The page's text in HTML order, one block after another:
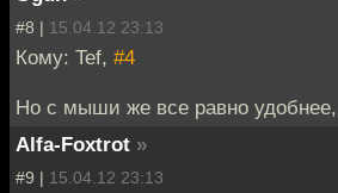
#8 | 15.04.12 23:13
Кому: Tef, #4
Но с мыши же все равно
Alfa-Foxtrot »
#9 | 15.04.12 23:13